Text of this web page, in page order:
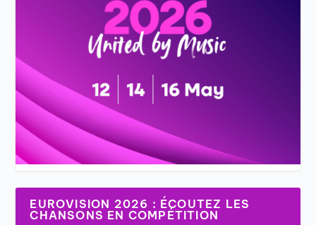
EUROVISION 2026 : ÉCOUTEZ LES
CHANSONS EN COMPÉTITION